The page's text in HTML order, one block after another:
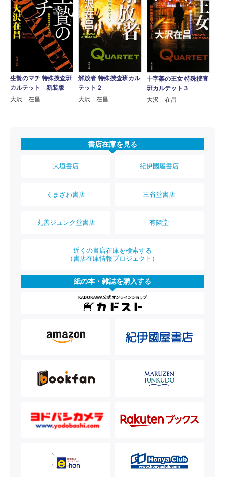
生贄のマチ 特殊捜査班
カルテット 新装版
大沢 在昌
解放者 特殊捜査班カル
テット２
大沢 在昌
十字架の王女 特殊捜査
班カルテット３
大沢 在昌
書店在庫を見る
大垣書店 紀伊國屋書店
くまざわ書店 三省堂書店
丸善ジュンク堂書店 有隣堂
近くの書店在庫を検索する
（書店在庫情報プロジェクト）
紙の本・雑誌を購入する